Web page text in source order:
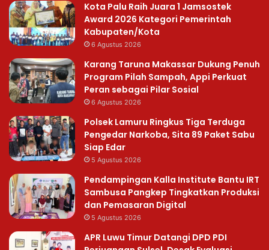
Kota Palu Raih Juara 1 Jamsostek
Award 2026 Kategori Pemerintah
Kabupaten/Kota
6 Agustus 2026
Karang Taruna Makassar Dukung Penuh
Program Pilah Sampah, Appi Perkuat
Peran sebagai Pilar Sosial
6 Agustus 2026
Polsek Lamuru Ringkus Tiga Terduga
Pengedar Narkoba, Sita 89 Paket Sabu
Siap Edar
5 Agustus 2026
Pendampingan Kalla Institute Bantu IRT
Sambusa Pangkep Tingkatkan Produksi
dan Pemasaran Digital
5 Agustus 2026
APR Luwu Timur Datangi DPD PDI